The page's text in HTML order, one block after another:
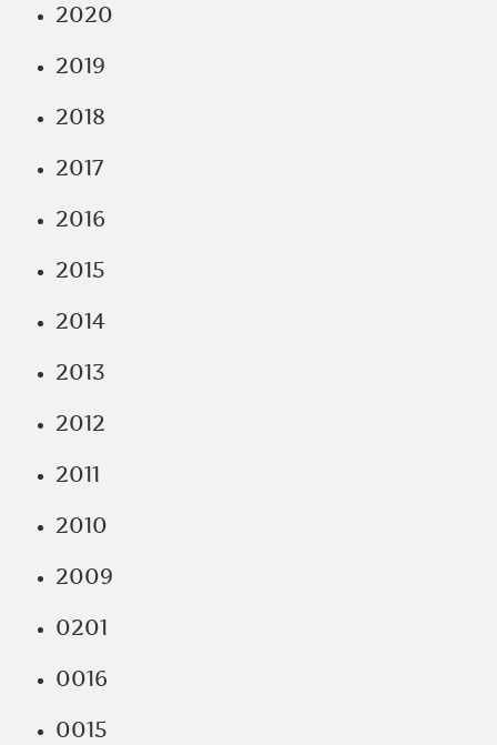
2020
2019
2018
2017
2016
2015
2014
2013
2012
2011
2010
2009
0201
0016
0015